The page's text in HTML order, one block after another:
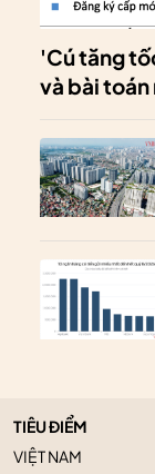
'Cú tăng
và bài toán
TIÊU ĐIỂM
VIỆT NAM